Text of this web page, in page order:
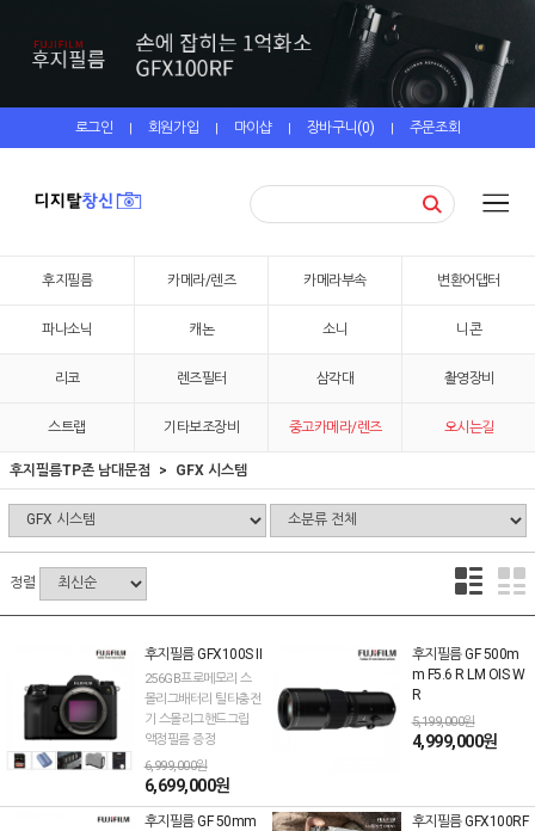
로그인 | 회원가입 | 마이샵 | 장바구니(0) | 주문조회
후지필름 카메라/렌즈 카메라부속 변환어댑터
파나소닉 캐논 소니 니콘
리코 렌즈필터 삼각대 촬영장비
스트랩 기타보조장비 중고카메라/렌즈 오시는길
후지필름TP존 남대문점 GFX 시스템
정렬
후지필름 GFX100S II
256GB프로메모리 스
몰리그배터리 틸타충전
기 스몰리그핸드그립
액정필름 증정
6,999,000원
6,699,000원
후지필름 GF 500m
m F5.6 R LM OIS W
R
5,199,000원
4,999,000원
후지필름 GF 50mm
후지필름 GFX100RF